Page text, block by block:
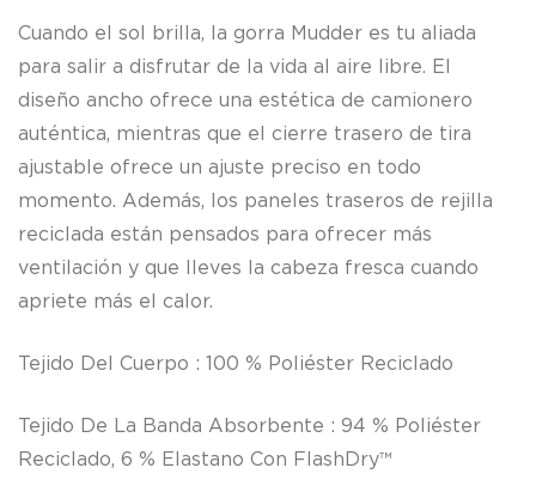
Cuando el sol brilla, la gorra Mudder es tu aliada
para salir a disfrutar de la vida al aire libre. El
diseño ancho ofrece una estética de camionero
auténtica, mientras que el cierre trasero de tira
ajustable ofrece un ajuste preciso en todo
momento. Además, los paneles traseros de rejilla
reciclada están pensados para ofrecer más
ventilación y que lleves la cabeza fresca cuando
apriete más el calor.
Tejido Del Cuerpo : 100 % Poliéster Reciclado
Tejido De La Banda Absorbente : 94 % Poliéster
Reciclado, 6 % Elastano Con FlashDry™